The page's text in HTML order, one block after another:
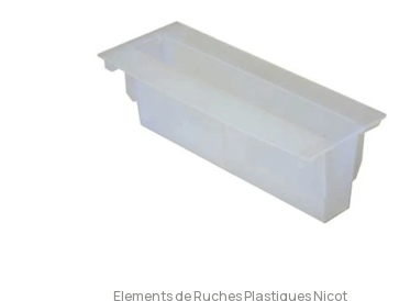
Elements de Ruches Plastiques Nicot